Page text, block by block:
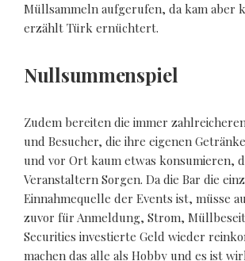
Müllsammeln aufgerufen, da kam aber
erzählt Türk ernüchtert.
Nullsummenspiel
Zudem bereiten die immer
und Besucher, die ihre eigenen
und vor Ort kaum etwas konsumieren,
Veranstaltern Sorgen. Da die Bar die
Einnahmequelle der Events ist, müsse
zuvor für Anmeldung, Strom,
Securities investierte Geld wieder
machen das alle als Hobby und es ist